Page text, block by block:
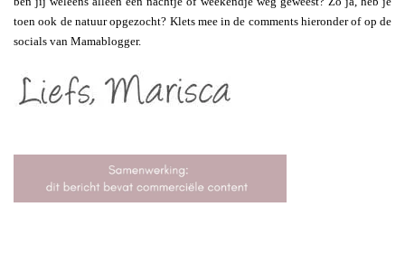
toen ook de natuur opgezocht? Klets mee in de comments hieronder of op de
socials van Mamablogger.